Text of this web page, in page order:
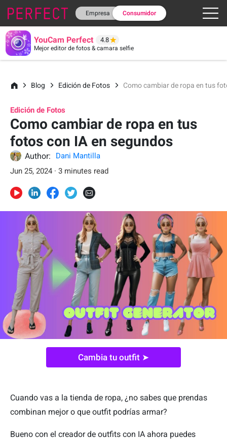
Empresa Consumidor
YouCam Perfect 4.8
Mejor editor de fotos & camara selfie
Blog Edición de Fotos Como cambiar de ropa en tus
Edición de Fotos
Como cambiar de ropa en tus
fotos con IA en segundos
Author:
Dani Mantilla
Jun 25, 2024 · 3 minutes read
Cambia tu outfit ➤
Cuando vas a la tienda de ropa, ¿no sabes que prendas
combinan mejor o que outfit podrías armar?
Bueno con el creador de outfits con IA ahora puedes